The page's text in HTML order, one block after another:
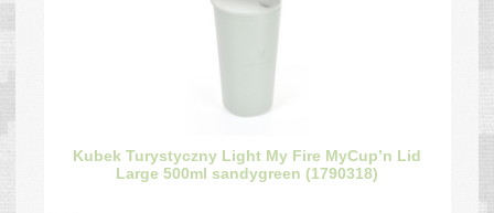
Kubek Turystyczny Light My Fire MyCup’n Lid
Large 500ml sandygreen (1790318)